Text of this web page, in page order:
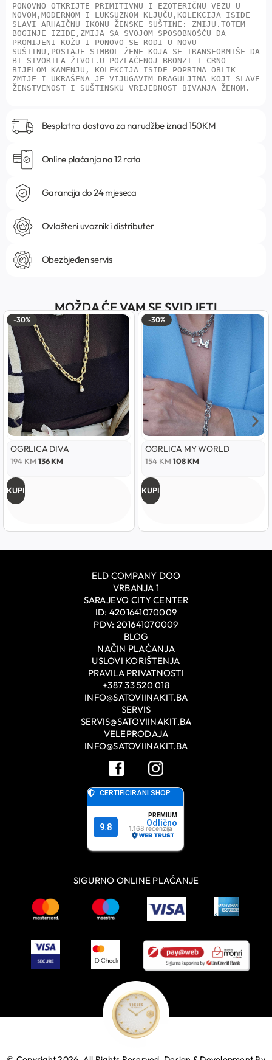
PONOVNO OTKRIJTE PRIMITIVNU I EZOTERIČNU VEZU U
NOVOM,MODERNOM I LUKSUZNOM KLJUČU,KOLEKCIJA ISIDE
SLAVI ARHAIČNU IKONU ŽENSKE SUŠTINE: ZMIJU.TOTEM
BOGINJE IZIDE,ZMIJA SA SVOJOM SPOSOBNOŠĆU DA
PROMIJENI KOŽU I PONOVO SE RODI U NOVU
SUŠTINU,POSTAJE SIMBOL ŽENE KOJA SE TRANSFORMIŠE DA
BI STVORILA ŽIVOT.U POZLAĆENOJ BRONZI I CRNO-
BIJELOM KAMENJU, KOLEKCIJA ISIDE POPRIMA OBLIK
ZMIJE I UKRAŠENA JE VIJUGAVIM DRAGULJIMA KOJI SLAVE
ŽENSTVENOST I SUŠTINSKU VRIJEDNOST BIVANJA ŽENOM.
Besplatna dostava za narudžbe iznad 150KM
Online plaćanja na 12 rata
Garancija do 24 mjeseca
Ovlašteni uvoznik i distributer
Obezbjeđen servis
MOŽDA ĆE VAM SE SVIDJETI
-30%
OGRLICA DIVA
194KM136KM
KUPI
-30%
OGRLICA MY WORLD
154KM 108KM
KUPI
ELD COMPANY DOO
VRBANJA 1
SARAJEVO CITY CENTER
ID: 4201641070009
PDV: 201641070009
BLOG
NAČIN PLAĆANJA
USLOVI KORIŠTENJA
PRAVILA PRIVATNOSTI
+387 33 520 018
INFO@SATOVIINAKIT.BA
SERVIS
SERVIS@SATOVIINAKIT.BA
VELEPRODAJA
INFO@SATOVIINAKIT.BA
SIGURNO ONLINE PLAĆANJE